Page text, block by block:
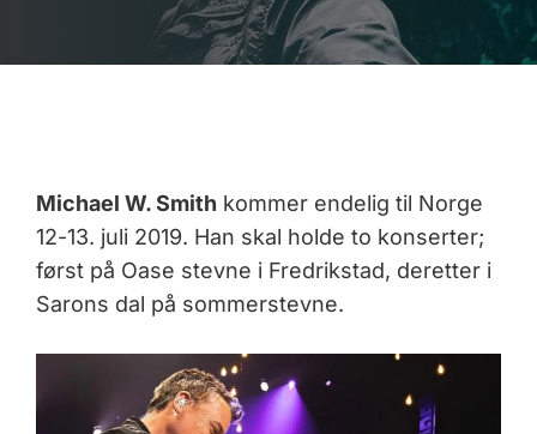
Michael W. Smith kommer endelig til Norge
12-13. juli 2019. Han skal holde to konserter;
først på Oase stevne i Fredrikstad, deretter i
Sarons dal på sommerstevne.